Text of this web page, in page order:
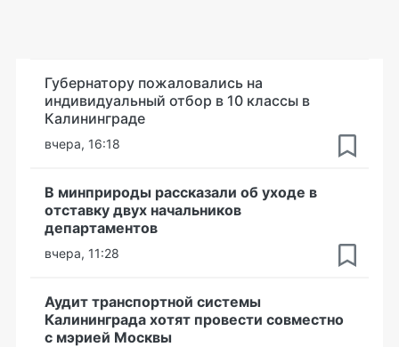
Губернатору пожаловались на
индивидуальный отбор в 10 классы в
Калининграде
вчера, 16:18
В минприроды рассказали об уходе в
отставку двух начальников
департаментов
вчера, 11:28
Аудит транспортной системы
Калининграда хотят провести совместно
с мэрией Москвы